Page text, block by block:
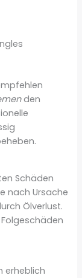
den
Schäden
nach Ursache
Ölverlust.
erheblich